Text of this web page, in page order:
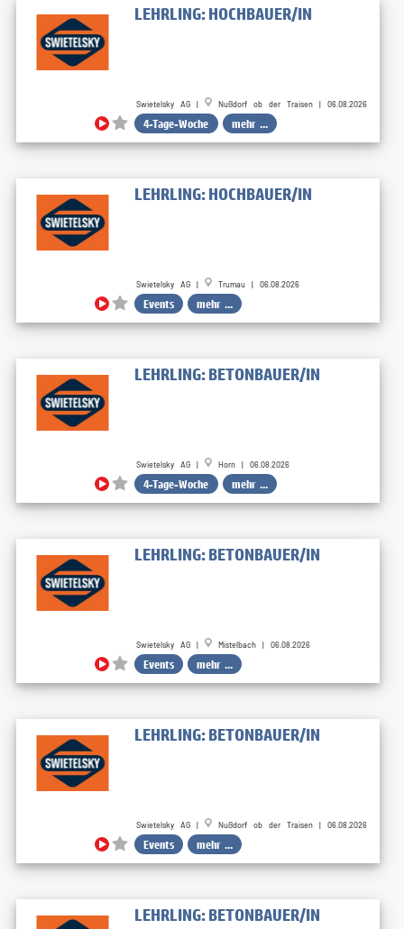
LEHRLING: HOCHBAUER/IN
Swietelsky AG | Nußdorf ob der Traisen | 06.08.2026
4-Tage-Woche mehr ...
LEHRLING: HOCHBAUER/IN
Swietelsky AG | Trumau | 06.08.2026
Events mehr ...
LEHRLING: BETONBAUER/IN
Swietelsky AG | Horn | 06.08.2026
4-Tage-Woche mehr ...
LEHRLING: BETONBAUER/IN
Swietelsky AG | Mistelbach | 06.08.2026
Events mehr ...
LEHRLING: BETONBAUER/IN
Swietelsky AG | Nußdorf ob der Traisen | 06.08.2026
Events mehr ...
LEHRLING: BETONBAUER/IN